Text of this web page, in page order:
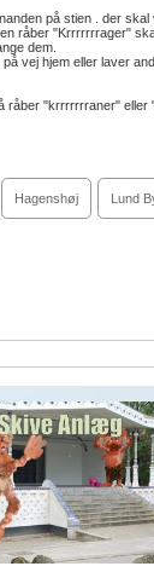
på stien . der
råber "Krrrrrrrager"
dem.
vej hjem eller laver
råber "krrrrrrraner" eller
Hagenshøj Lund